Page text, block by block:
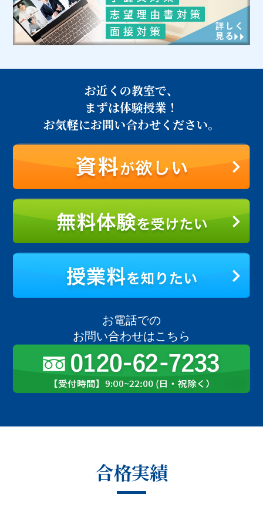
お近くの教室で、
まずは体験授業！
お気軽にお問い合わせください。
お電話での
お問い合わせはこちら
合格実績